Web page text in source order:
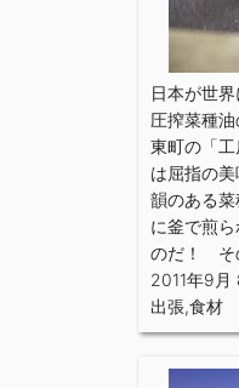
日本が世
圧搾菜種
東町の「
は屈指の
韻のある
に釜で煎
のだ！ そ
2011年9月
出張,食材